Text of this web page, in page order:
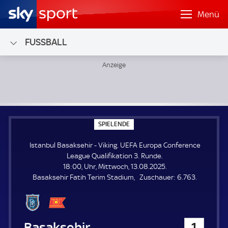
Menü
FUSSBALL
SPIELENDE
P
E
E
N
E
Istanbul Basaksehir - Viking. UEFA Europa Conference
League Qualifikation 3. Runde.
18:00, Uhr, Mittwoch, 13.08.2025.
Basaksehir Fatih Terim Stadium
Zuschauer: Z
6.763.